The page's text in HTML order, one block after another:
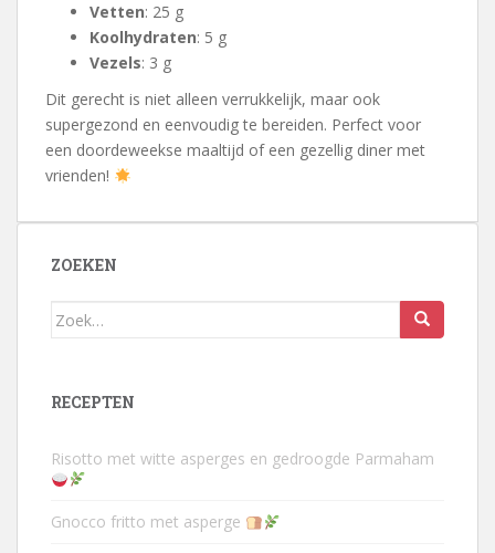
Vetten: 25 g
Koolhydraten: 5 g
Vezels: 3 g
Dit gerecht is niet alleen verrukkelijk, maar ook
supergezond en eenvoudig te bereiden. Perfect voor
een doordeweekse maaltijd of een gezellig diner met
vrienden!
ZOEKEN
Zoek
RECEPTEN
Risotto met witte asperges en gedroogde Parmaham
Gnocco fritto met asperge